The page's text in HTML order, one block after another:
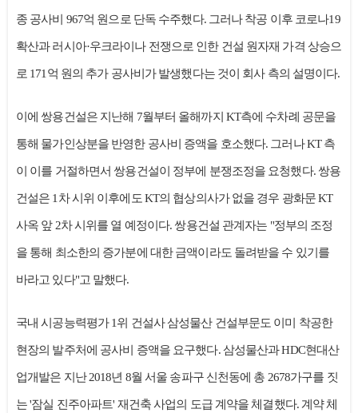
종 공사비 967억 원으로 단독 수주했다. 그러나 착공 이후 코로나19
확산과 러시아·우크라이나 전쟁으로 인한 건설 원자재 가격 상승으
로 171억 원의 추가 공사비가 발생했다는 것이 회사 측의 설명이다.
이에 쌍용건설은 지난해 7월부터 올해까지 KT측에 수차례 공문을
통해 물가인상분을 반영한 공사비 증액을 호소했다. 그러나 KT 측
이 이를 거절하면서 쌍용건설이 정부에 분쟁조정을 요청했다. 쌍용
건설은 1차 시위 이후에도 KT의 협상의사가 없을 경우 광화문 KT
사옥 앞 2차 시위를 열 예정이다. 쌍용건설 관계자는 "정부의 조정
을 통해 최소한의 증가분에 대한 금액이라도 돌려받을 수 있기를
바라고 있다"고 말했다.
국내 시공능력평가 1위 건설사 삼성물산 건설부문도 이미 착공한
현장의 발주처에 공사비 증액을 요구했다. 삼성물산과 HDC현대산
업개발은 지난 2018년 8월 서울 송파구 신천동에 총 2678가구를 짓
는 '잠실 진주아파트' 재건축 사업의 도급 계약을 체결했다. 계약 체